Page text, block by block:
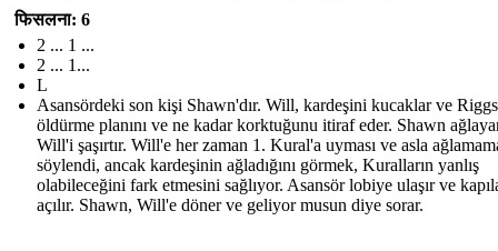
फिसलना: 6
2 ... 1 ...
2 ... 1...
L
Asansördeki son kişi Shawn'dır. Will, kardeşini kucaklar ve
öldürme planını ve ne kadar korktuğunu itiraf eder. Shawn
Will'i şaşırtır. Will'e her zaman 1. Kural'a uyması ve asla
söylendi, ancak kardeşinin ağladığını görmek, Kuralların yanlış
olabileceğini fark etmesini sağlıyor. Asansör lobiye ulaşır ve
açılır. Shawn, Will'e döner ve geliyor musun diye sorar.